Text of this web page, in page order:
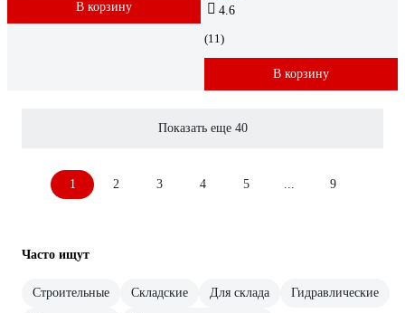
В корзину
4.6
(11)
В корзину
Показать еще 40
1 2 3 4 5 9
Часто ищут
Строительные Складские Для склада Гидравлические